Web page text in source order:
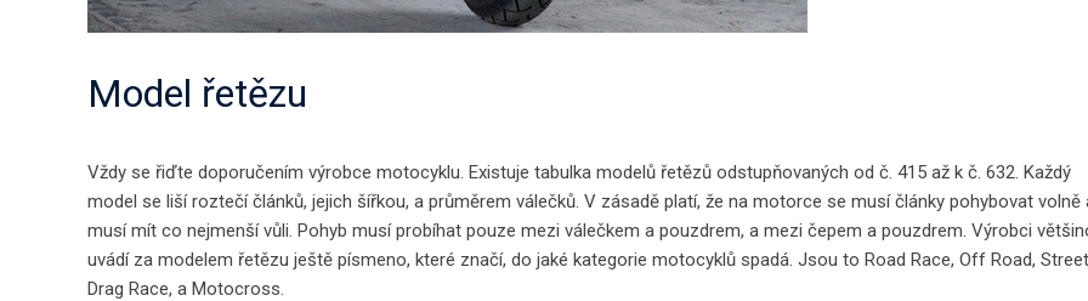
Model řetězu
Vždy se řiďte doporučením výrobce motocyklu. Existuje tabulka modelů řetězů odstupňovaných od č. 415 až k č. 632. Každý
model se liší roztečí článků, jejich šířkou, a průměrem válečků. V zásadě platí, že na motorce se musí články pohybovat volně
musí mít co nejmenší vůli. Pohyb musí probíhat pouze mezi válečkem a pouzdrem, a mezi čepem a pouzdrem. Výrobci
uvádí za modelem řetězu ještě písmeno, které značí, do jaké kategorie motocyklů spadá. Jsou to Road Race, Off Road,
Drag Race, a Motocross.